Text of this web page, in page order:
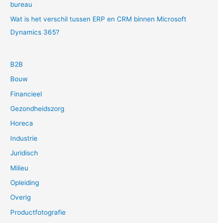
bureau
Wat is het verschil tussen ERP en CRM binnen Microsoft
Dynamics 365?
B2B
Bouw
Financieel
Gezondheidszorg
Horeca
Industrie
Juridisch
Milieu
Opleiding
Overig
Productfotografie